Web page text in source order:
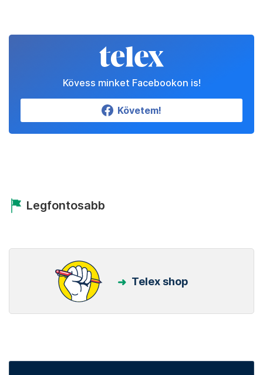
Kövess minket Facebookon is!
Követem!
Legfontosabb
Telex shop